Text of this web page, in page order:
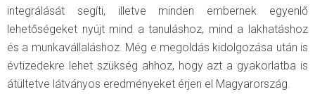
integrálását segíti, illetve minden embernek egyenlő
lehetőségeket nyújt mind a tanuláshoz, mind a lakhatáshoz
és a munkavállaláshoz. Még e megoldás kidolgozása után is
évtizedekre lehet szükség ahhoz, hogy azt a gyakorlatba is
átültetve látványos eredményeket érjen el Magyarország.